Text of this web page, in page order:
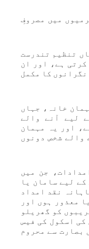
میں مصروفِ
تنظیم تندرست
ہے، اور ان
کا مکمل
خانہ، جہاں
لیے آنے والے
اور یہ مہمان
والے شخص دونوں
جن میں
لیے سامان یا
نقد امداد
معذور ہوں اور
کو گھریلو
کی اسکول کی فیس
بصارت سے محروم